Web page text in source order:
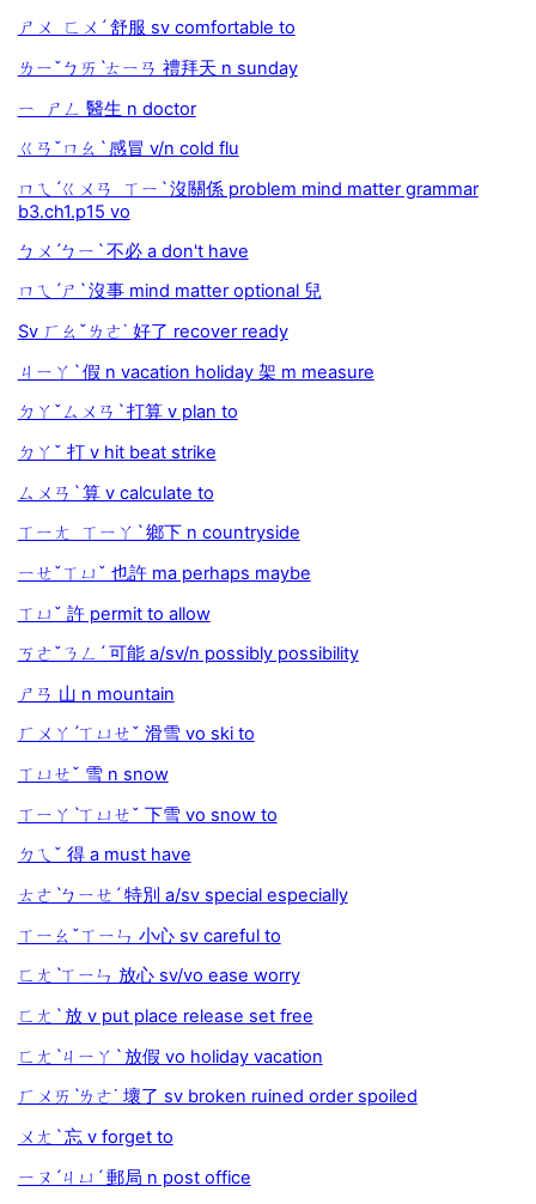
ㄕㄨ ㄈㄨˊ 舒服 sv comfortable to
ㄌㄧˇㄅㄞˋㄊㄧㄢ 禮拜天 n sunday
ㄧ ㄕㄥ 醫生 n doctor
ㄍㄢˇㄇㄠˋ 感冒 v/n cold flu
ㄇㄟˊㄍㄨㄢ ㄒㄧˋ 沒關係 problem mind matter grammar
b3.ch1.p15 vo
ㄅㄨˊㄅㄧˋ 不必 a don't have
ㄇㄟˊㄕˋ 沒事 mind matter optional 兒
Sv ㄏㄠˇㄌㄜ˙ 好了 recover ready
ㄐㄧㄚˋ 假 n vacation holiday 架 m measure
ㄉㄚˇㄙㄨㄢˋ 打算 v plan to
ㄉㄚˇ 打 v hit beat strike
ㄙㄨㄢˋ 算 v calculate to
ㄒㄧㄤ ㄒㄧㄚˋ 鄉下 n countryside
ㄧㄝˇㄒㄩˇ 也許 ma perhaps maybe
ㄒㄩˇ 許 permit to allow
ㄎㄜˇㄋㄥˊ 可能 a/sv/n possibly possibility
ㄕㄢ 山 n mountain
ㄏㄨㄚˊㄒㄩㄝˇ 滑雪 vo ski to
ㄒㄩㄝˇ 雪 n snow
ㄒㄧㄚˋㄒㄩㄝˇ 下雪 vo snow to
ㄉㄟˇ 得 a must have
ㄊㄜˋㄅㄧㄝˊ 特別 a/sv special especially
ㄒㄧㄠˇㄒㄧㄣ 小心 sv careful to
ㄈㄤˋㄒㄧㄣ 放心 sv/vo ease worry
ㄈㄤˋ 放 v put place release set free
ㄈㄤˋㄐㄧㄚˋ 放假 vo holiday vacation
ㄏㄨㄞˋㄌㄜ˙ 壞了 sv broken ruined order spoiled
ㄨㄤˋ 忘 v forget to
ㄧㄡˊㄐㄩˊ 郵局 n post office